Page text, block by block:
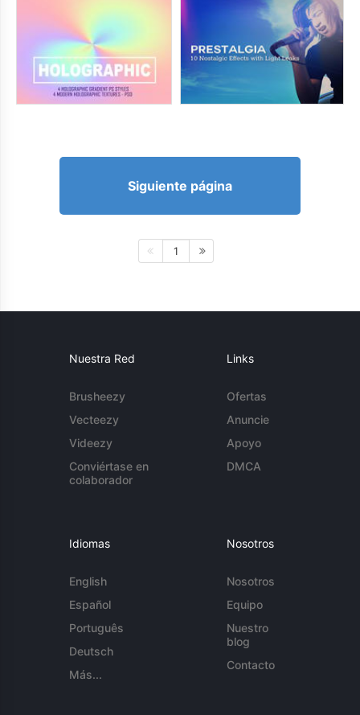
Siguiente página
1
Nuestra Red
Brusheezy
Vecteezy
Videezy
Conviértase en
colaborador
Links
Ofertas
Anuncie
Apoyo
DMCA
Idiomas
English
Español
Português
Deutsch
Más...
Nosotros
Nosotros
Equipo
Nuestro
blog
Contacto